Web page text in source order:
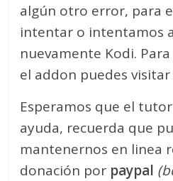
algún otro error, para
intentar o intentamos
nuevamente Kodi.
el addon puedes
Esperamos que el
ayuda, recuerda que
mantenernos en linea
donación por paypal